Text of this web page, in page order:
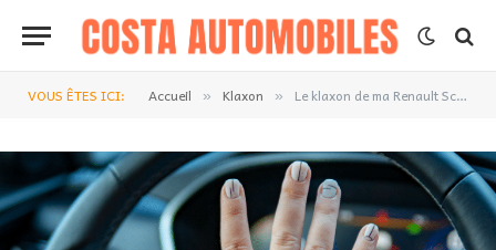
VOUS ÊTES ICI: Accueil » Klaxon » Le klaxon de ma Renault Scenic 3 ne marche plus : Que faire ?